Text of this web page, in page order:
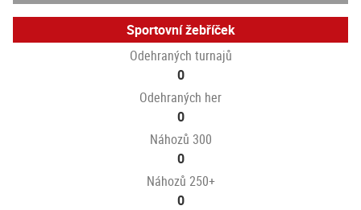
Sportovní žebříček
Odehraných turnajů
0
Odehraných her
0
Náhozů 300
0
Náhozů 250+
0